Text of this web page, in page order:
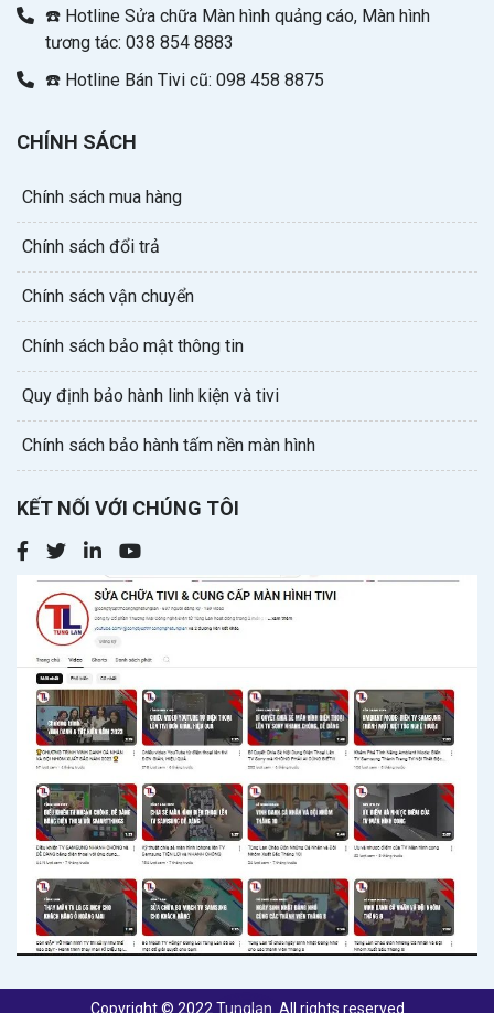
☎️ Hotline Sửa chữa Màn hình quảng cáo, Màn hình
tương tác: 038 854 8883
☎️ Hotline Bán Tivi cũ: 098 458 8875
CHÍNH SÁCH
Chính sách mua hàng
Chính sách đổi trả
Chính sách vận chuyển
Chính sách bảo mật thông tin
Quy định bảo hành linh kiện và tivi
Chính sách bảo hành tấm nền màn hình
KẾT NỐI VỚI CHÚNG TÔI
Copyright © 2022 Tunglan. All rights reserved